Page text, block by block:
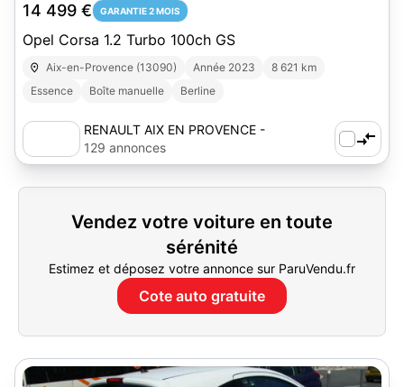
14 499 € GARANTIE 2 MOIS
Opel Corsa 1.2 Turbo 100ch GS
Aix-en-Provence (13090) Année 2023
8 621 km
Essence
Boîte manuelle Berline
RENAULT AIX EN PROVENCE -
AUTOSPHERE
129 annonces
Vendez votre voiture en toute
sérénité
Estimez et déposez votre annonce sur ParuVendu.fr
Cote auto gratuite